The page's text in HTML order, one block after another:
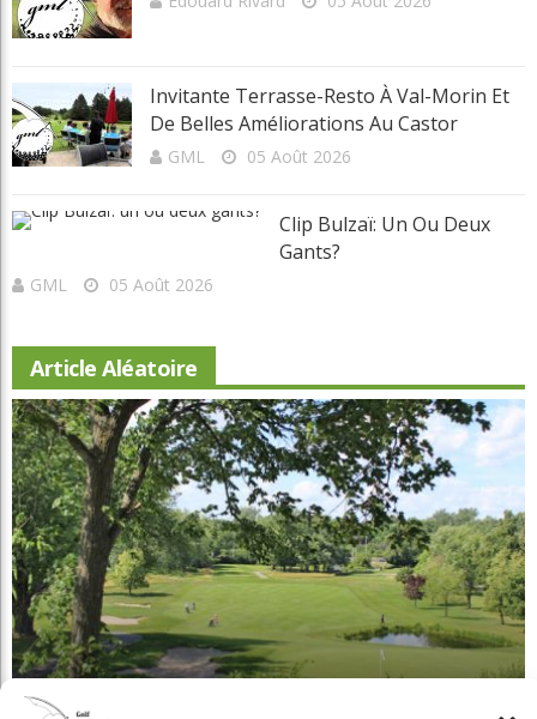
Édouard Rivard 05 Août 2026
De Belles Améliorations Au Castor
05 Août 2026
GML 05 Août 2026
Article Aléatoire